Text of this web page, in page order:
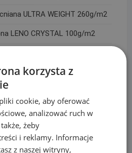
ULTRA WEIGHT 260g/m2
LENO CRYSTAL 100g/m2
do pomp
korzysta z
cookie, aby oferować
analizować ruch w
żeby
i reklamy. Informacje
z naszej witryny,